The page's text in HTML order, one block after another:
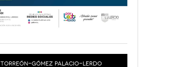
TORREÓN-GÓMEZ PALACIO-LERDO